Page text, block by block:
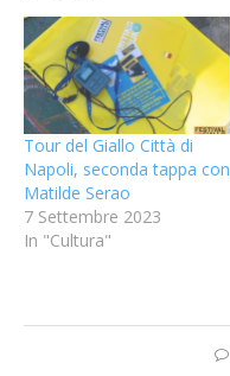
Tour del Giallo Città di
Napoli, seconda tappa con
Matilde Serao
7 Settembre 2023
In "Cultura"